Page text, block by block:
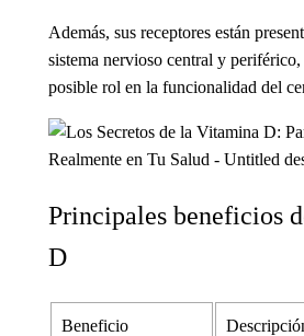
Además, sus receptores están
sistema nervioso central y
posible rol en la funcionalidad del
Principales beneficios
D
Beneficio